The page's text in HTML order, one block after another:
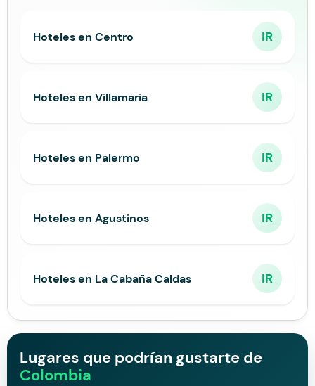
Hoteles en Centro IR
Hoteles en Villamaria IR
Hoteles en Palermo IR
Hoteles en Agustinos IR
Hoteles en La Cabaña Caldas IR
Lugares que podrían gustarte de
Colombia